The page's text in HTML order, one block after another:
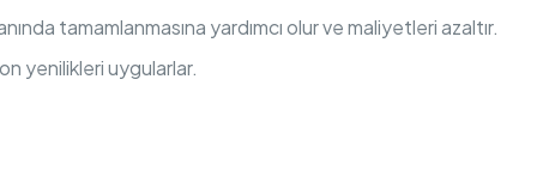
tamamlanmasına yardımcı olur ve maliyetleri azaltır.
yenilikleri uygularlar.